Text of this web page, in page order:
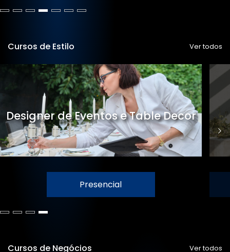
Cursos de Estilo Ver todos
Designer de Eventos e Table Decor
Presencial
Cursos de Negócios Ver todos